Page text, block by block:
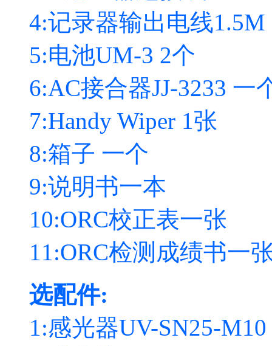
4:记录器输出电线1.5M
5:电池UM-3 2个
6:AC接合器JJ-3233 一
7:Handy Wiper 1张
8:箱子 一个
9:说明书一本
10:ORC校正表一张
11:ORC检测成绩书一
选配件:
1:感光器UV-SN25-